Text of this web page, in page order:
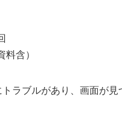
含）
ラブルがあり、画面が